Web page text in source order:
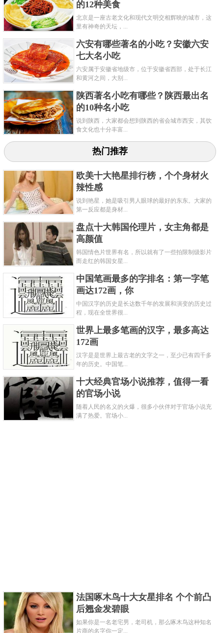
的12种美食
北京是一座古老文化和现代文明交相辉映的城市，这
里有神奇的天坛，...
六安有哪些著名的小吃？安徽六安
七大名小吃
六安属于安徽省地级市，位于安徽省西部，处于长江
和黄河之间，大别...
陕西著名小吃有哪些？陕西最出名
的10种名小吃
说到陕西，大家都会想到陕西的省会城市西安，其饮
食文化也十分丰富...
热门推荐
欧美十大艳星排行榜，个个身材火
辣性感
说到艳星，她是吸引男人眼球的最好的东东。大家的
第一反应都是身材...
盘点十大韩国伦理片，女主角都是
高颜值
韩国情色片世界有名，所以就有了一些拍限制级影片
而走红的韩国女星...
中国笔画最多的字排名：第一字笔
画达172画，你
中国汉字的历史是长达数千年的发展和演变的历史过
程，现在全世界很...
世界上最多笔画的汉字，最多高达
172画
汉字是是世界上最古老的文字之一，至少已有四千多
年的历史。中国笔...
十大经典官场小说推荐，值得一看
的官场小说
随着人民的名义的火爆，很多小伙伴对于官场小说充
满了热爱。官场小...
法国啄木鸟十大女星排名 个个前凸
后翘金发碧眼
如果你是一名老宅男，老司机，那么啄木鸟这种知名
片商的名字你一定...